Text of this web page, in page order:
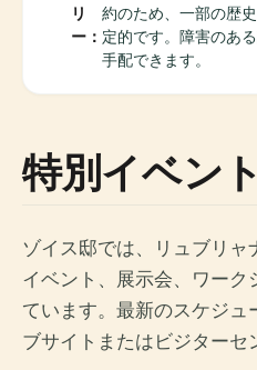
リ
ー：
約のため、一部の歴
定的です。障害のあ
手配できます。
特別イベン
ゾイス邸では、リュブリ
イベント、展示会、ワー
ています。最新のスケジュ
ブサイトまたはビジターセ